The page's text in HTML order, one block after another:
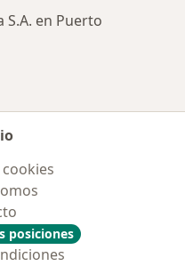
S.A. en Puerto
posiciones